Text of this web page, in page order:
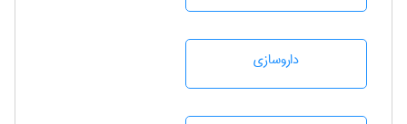
داروسازی